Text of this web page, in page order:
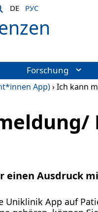
DE РУС
Forschung
App)›Ich kann
einen Ausdruck
App auf